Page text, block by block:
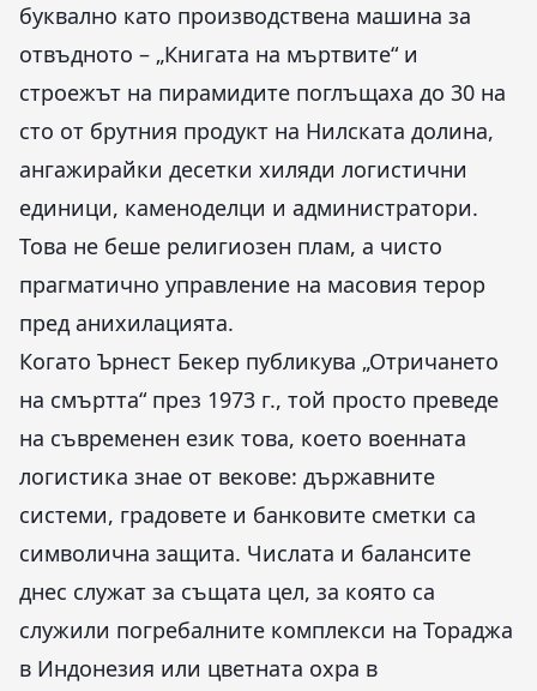
буквално като производствена машина за
отвъдното – „Книгата на мъртвите“ и
строежът на пирамидите поглъщаха до 30 на
сто от брутния продукт на Нилската долина,
ангажирайки десетки хиляди логистични
единици, каменоделци и администратори.
Това не беше религиозен плам, а чисто
прагматично управление на масовия терор
пред анихилацията.
Когато Ърнест Бекер публикува „Отричането
на смъртта“ през 1973 г., той просто преведе
на съвременен език това, което военната
логистика знае от векове: държавните
системи, градовете и банковите сметки са
символична защита. Числата и балансите
днес служат за същата цел, за която са
служили погребалните комплекси на Тораджа
в Индонезия или цветната охра в